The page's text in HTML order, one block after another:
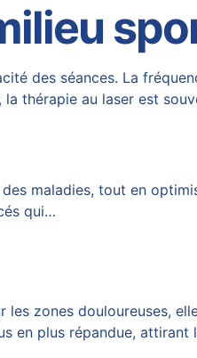
des séances. La
thérapie au laser est
maladies, tout en
qui…
les zones douloureuses,
en plus répandue, attirant